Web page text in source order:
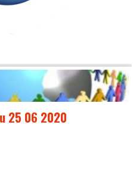
25 06 2020